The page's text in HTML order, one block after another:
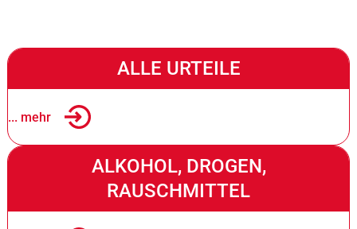
ALLE URTEILE
... mehr
ALKOHOL, DROGEN,
RAUSCHMITTEL